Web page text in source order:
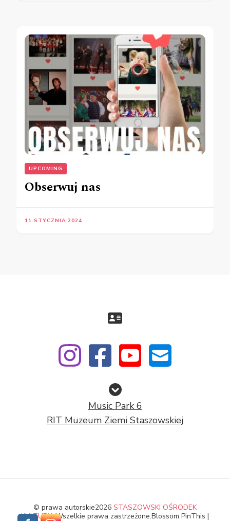
UPCOMING
Obserwuj nas
11 STYCZNIA 2024
Music Park 6
RIT Muzeum Ziemi Staszowskiej
© prawa autorskie2026 STASZOWSKI OŚRODEK
KULTURY. Wszelkie prawa zastrzeżone.Blossom PinThis |